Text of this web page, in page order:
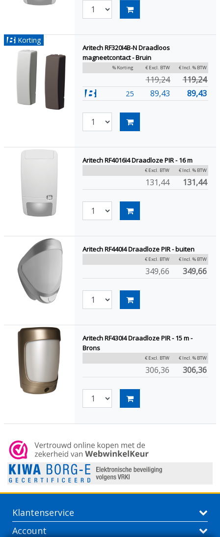
Korting
Aritech RF320I4B-N Draadloos
magneetcontact - Bruin
% Korting € Excl. BTW € Incl. % BTW
119,24 119,24
25 89,43 89,43
Aritech RF4016I4 Draadloze PIR - 16 m
€ Excl. BTW € Incl. % BTW
131,44 131,44
Aritech RF440I4 Draadloze PIR - buiten
€ Excl. BTW € Incl. % BTW
349,66 349,66
Aritech RF430I4 Draadloze PIR - 15 m -
Brons
€ Excl. BTW € Incl. % BTW
306,36 306,36
Klantenservice
Account